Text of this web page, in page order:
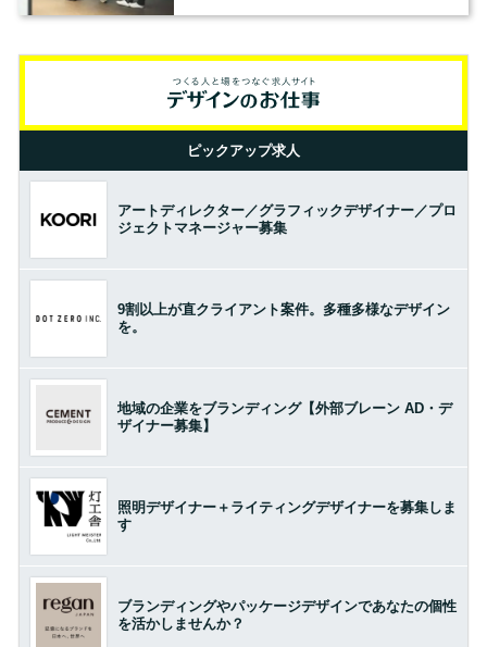
ピックアップ求人
アートディレクター／グラフィックデザイナー／プロ
ジェクトマネージャー募集
9割以上が直クライアント案件。多種多様なデザイン
を。
地域の企業をブランディング【外部ブレーン AD・デ
ザイナー募集】
照明デザイナー＋ライティングデザイナーを募集しま
す
ブランディングやパッケージデザインであなたの個性
を活かしませんか？